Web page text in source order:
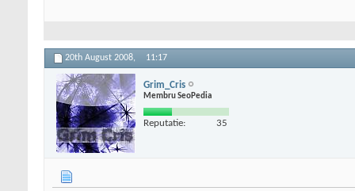
20th August 2008, 11:17
Grim_Cris
Membru SeoPedia
Reputatie: 35